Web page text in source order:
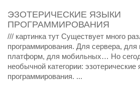
ЭЗОТЕРИЧЕСКИЕ ЯЗЫКИ
ПРОГРАММИРОВАНИЯ
/// картинка тут Существует много
программирования. Для сервера, для
платформ, для мобильных… Но
необычной категории: эзотерические
программирования. ...